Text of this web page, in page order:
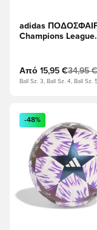
adidas
Champions League
λυπημένος
Από 15,95 €34,95 €
Ball Sz. 3, Ball Sz. 4, Ball Sz.
Ανοίγει ένα Modal
-48%